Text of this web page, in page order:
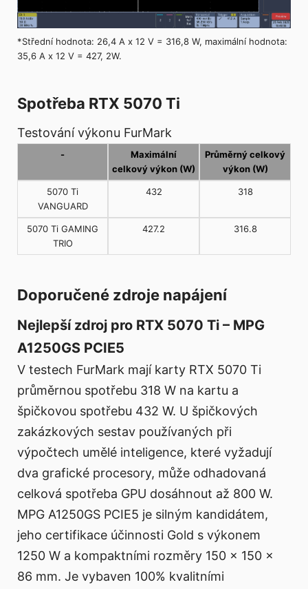
*Střední hodnota: 26,4 A x 12 V = 316,8 W, maximální hodnota:
35,6 A x 12 V = 427, 2W.
Spotřeba RTX 5070 Ti
Testování výkonu FurMark
-
Maximální
celkový výkon (W)
Průměrný celkový
výkon (W)
5070 Ti
VANGUARD
432 318
5070 Ti GAMING
TRIO
427.2 316.8
Doporučené zdroje napájení
Nejlepší zdroj pro RTX 5070 Ti – MPG
A1250GS PCIE5
V testech FurMark mají karty RTX 5070 Ti
průměrnou spotřebu 318 W na kartu a
špičkovou spotřebu 432 W. U špičkových
zakázkových sestav používaných při
výpočtech umělé inteligence, které vyžadují
dva grafické procesory, může odhadovaná
celková spotřeba GPU dosáhnout až 800 W.
MPG A1250GS PCIE5 je silným kandidátem,
jeho certifikace účinnosti Gold s výkonem
1250 W a kompaktními rozměry 150 x 150 x
86 mm. Je vybaven 100% kvalitními